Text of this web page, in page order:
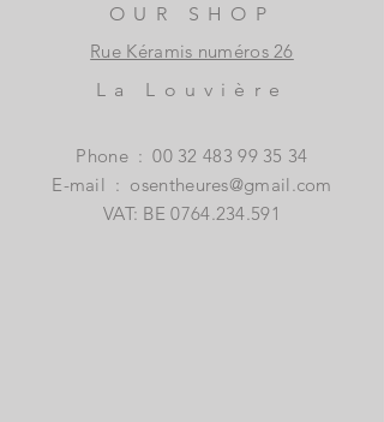
OUR SHOP
Rue Kéramis numéros 26
La Louvière
Phone : 00 32 483 99 35 34
E-mail : osentheures@gmail.com
VAT: BE0764.234.591